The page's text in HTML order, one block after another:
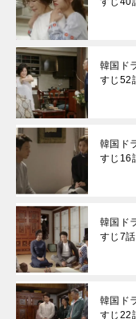
韓国ド
すじ52
韓国ド
すじ16
韓国ド
すじ7
韓国ド
すじ22